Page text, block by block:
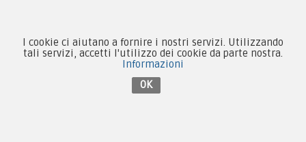
Contattaci su Facebook
I cookie ci aiutano a fornire i nostri servizi. Utilizzando
tali servizi, accetti l'utilizzo dei cookie da parte nostra.
Informazioni
OK